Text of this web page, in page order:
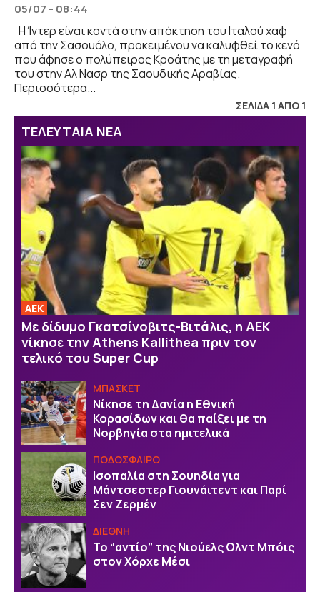
05/07 - 08:44
Η Ίντερ είναι κοντά στην απόκτηση του Ιταλού χαφ
από την Σασουόλο, προκειμένου να καλυφθεί το κενό
που άφησε ο πολύπειρος Κροάτης με τη μεταγραφή
του στην Αλ Νασρ της Σαουδικής Αραβίας.
Περισσότερα...
ΣΕΛΙΔΑ 1 ΑΠΟ 1
ΤΕΛΕΥΤΑΙΑ ΝΕΑ
ΑΕΚ
Με δίδυμο Γκατσίνοβιτς-Βιτάλις, η ΑΕΚ
νίκησε την Athens Kallithea πριν τον
τελικό του Super Cup
ΜΠΑΣΚΕΤ
Νίκησε τη Δανία η Εθνική
Κορασίδων και θα παίξει με τη
Νορβηγία στα ημιτελικά
ΠΟΔΟΣΦΑΙΡΟ
Ισοπαλία στη Σουηδία για
Μάντσεστερ Γιουνάιτεντ και Παρί
Σεν Ζερμέν
ΔΙΕΘΝΗ
Το “αντίο” της Νιούελς Ολντ Μπόις
στον Χόρχε Μέσι